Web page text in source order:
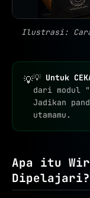
Ilustrasi: Cara
💡💡 Untuk
dari modul
Jadikan
utamamu.
Apa itu
Dipelajari?